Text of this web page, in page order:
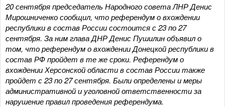
20 сентября председатель Народного совета ЛНР Денис
Мирошниченко сообщил, что референдум о вхождении
республики в состав России состоится с 23 по 27
сентября. За ним глава ДНР Денис Пушилин объявил о
том, что референдум о вхождении Донецкой республики в
состав РФ пройдет в те же сроки. Референдум о
вхождении Херсонской области в состав России также
пройдет с 23 по 27 сентября. Были определены и меры
административной и уголовной ответственности за
нарушение правил проведения референдума.